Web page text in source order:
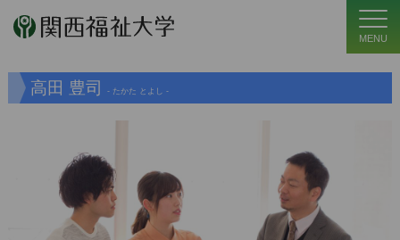
MENU
高田 豊司 - たかた とよし -